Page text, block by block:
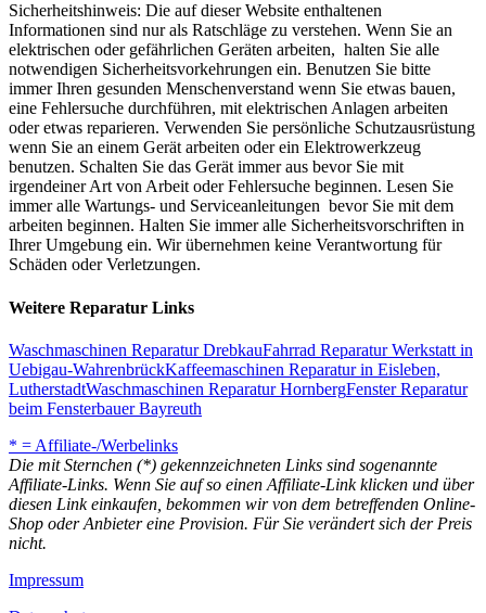
Sicherheitshinweis: Die auf dieser Website enthaltenen
Informationen sind nur als Ratschläge zu verstehen. Wenn Sie an
elektrischen oder gefährlichen Geräten arbeiten, halten Sie alle
notwendigen Sicherheitsvorkehrungen ein. Benutzen Sie bitte
immer Ihren gesunden Menschenverstand wenn Sie etwas bauen,
eine Fehlersuche durchführen, mit elektrischen Anlagen arbeiten
oder etwas reparieren. Verwenden Sie persönliche Schutzausrüstung
wenn Sie an einem Gerät arbeiten oder ein Elektrowerkzeug
benutzen. Schalten Sie das Gerät immer aus bevor Sie mit
irgendeiner Art von Arbeit oder Fehlersuche beginnen. Lesen Sie
immer alle Wartungs- und Serviceanleitungen bevor Sie mit dem
arbeiten beginnen. Halten Sie immer alle Sicherheitsvorschriften in
Ihrer Umgebung ein. Wir übernehmen keine Verantwortung für
Schäden oder Verletzungen.
Weitere Reparatur Links
Waschmaschinen Reparatur DrebkauFahrrad Reparatur Werkstatt in
Uebigau-WahrenbrückKaffeemaschinen Reparatur in Eisleben,
LutherstadtWaschmaschinen Reparatur HornbergFenster Reparatur
beim Fensterbauer Bayreuth
* = Affiliate-/Werbelinks
Die mit Sternchen (*) gekennzeichneten Links sind sogenannte
Affiliate-Links. Wenn Sie auf so einen Affiliate-Link klicken und über
diesen Link einkaufen, bekommen wir von dem betreffenden Online-
Shop oder Anbieter eine Provision. Für Sie verändert sich der Preis
nicht.
Impressum